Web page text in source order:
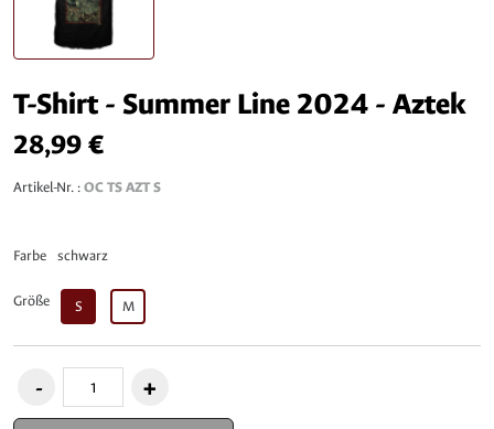
T-Shirt - Summer Line 2024 - Aztek
28,99 €
Artikel-Nr. :OC TS AZT S
Farbe schwarz
Größe S M